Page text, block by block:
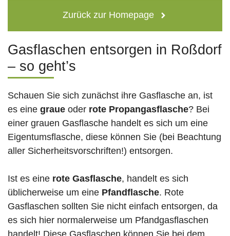
Zurück zur Homepage
Gasflaschen entsorgen in Roßdorf
– so geht’s
Schauen Sie sich zunächst ihre Gasflasche an, ist
es eine graue oder rote Propangasflasche? Bei
einer grauen Gasflasche handelt es sich um eine
Eigentumsflasche, diese können Sie (bei Beachtung
aller Sicherheitsvorschriften!) entsorgen.
Ist es eine rote Gasflasche, handelt es sich
üblicherweise um eine Pfandflasche. Rote
Gasflaschen sollten Sie nicht einfach entsorgen, da
es sich hier normalerweise um Pfandgasflaschen